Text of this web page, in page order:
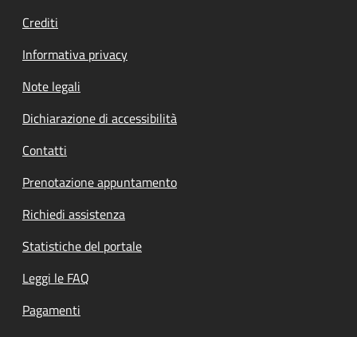
Crediti
Informativa privacy
Note legali
Dichiarazione di accessibilità
Contatti
Prenotazione appuntamento
Richiedi assistenza
Statistiche del portale
Leggi le FAQ
Pagamenti